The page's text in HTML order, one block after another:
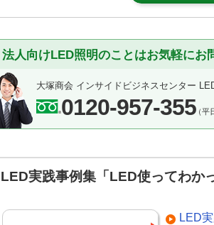
法人向けLED照明のことはお気軽にお
大塚商会 インサイドビジネスセンター
0120-957-355（平
LED実践事例集「LED使ってわか
LED